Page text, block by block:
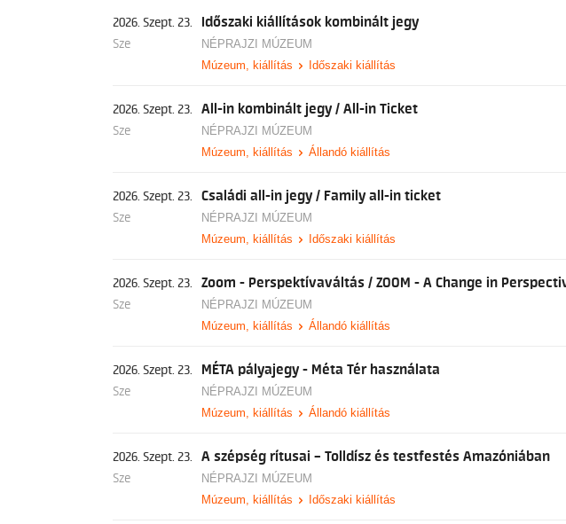
2026. Szept. 23.
Sze
Időszaki kiállítások kombinált jegy
NÉPRAJZI MÚZEUM
Múzeum, kiállítás
Időszaki kiállítás
2026. Szept. 23.
Sze
All-in kombinált jegy / All-in Ticket
NÉPRAJZI MÚZEUM
Múzeum, kiállítás
Állandó kiállítás
2026. Szept. 23.
Sze
Családi all-in jegy / Family all-in ticket
NÉPRAJZI MÚZEUM
Múzeum, kiállítás
Időszaki kiállítás
2026. Szept. 23.
Sze
Zoom - Perspektívaváltás / ZOOM - A Change in
NÉPRAJZI MÚZEUM
Múzeum, kiállítás
Állandó kiállítás
2026. Szept. 23.
Sze
MÉTA pályajegy - Méta Tér használata
NÉPRAJZI MÚZEUM
Múzeum, kiállítás
Állandó kiállítás
2026. Szept. 23.
Sze
A szépség rítusai – Tolldísz és testfestés Amazóniában
NÉPRAJZI MÚZEUM
Múzeum, kiállítás
Időszaki kiállítás